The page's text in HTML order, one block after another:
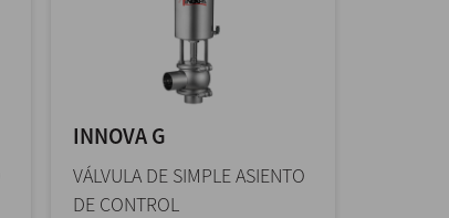
INNOVA G
VÁLVULA DE SIMPLE ASIENTO
DE CONTROL